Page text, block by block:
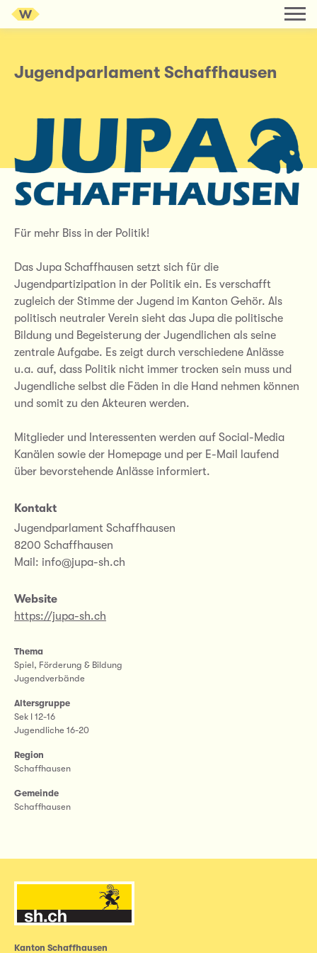
Jugendparlament Schaffhausen
Für mehr Biss in der Politik!
Das Jupa Schaffhausen setzt sich für die
Jugendpartizipation in der Politik ein. Es verschafft
zugleich der Stimme der Jugend im Kanton Gehör. Als
politisch neutraler Verein sieht das Jupa die politische
Bildung und Begeisterung der Jugendlichen als seine
zentrale Aufgabe. Es zeigt durch verschiedene Anlässe
u.a. auf, dass Politik nicht immer trocken sein muss und
Jugendliche selbst die Fäden in die Hand nehmen können
und somit zu den Akteuren werden.
Mitglieder und Interessenten werden auf Social-Media
Kanälen sowie der Homepage und per E-Mail laufend
über bevorstehende Anlässe informiert.
Kontakt
Jugendparlament Schaffhausen
8200 Schaffhausen
Mail: info@jupa-sh.ch
Website
https://jupa-sh.ch
Thema
Spiel, Förderung & Bildung
Jugendverbände
Altersgruppe
Sek I 12-16
Jugendliche 16-20
Region
Schaffhausen
Gemeinde
Schaffhausen
Kanton Schaffhausen